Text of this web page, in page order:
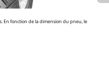
En fonction de la dimension du pneu, le